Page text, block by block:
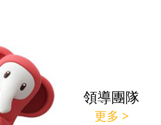
領導團隊
更多 >